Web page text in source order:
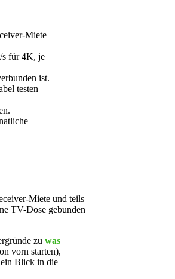
Miete
s für 4K, je
ist.
testen
Miete und teils
TV-Dose gebunden
zu was
vorn starten),
ein Blick in die